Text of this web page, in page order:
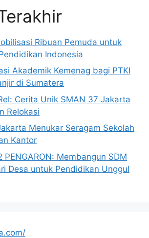
Ribuan Pemuda untuk
Indonesia
Akademik Kemenag bagi PTKI
di Sumatera
Cerita Unik SMAN 37 Jakarta
Relokasi
Menukar Seragam Sekolah
Kantor
PENGARON: Membangun SDM
Desa untuk Pendidikan Unggul